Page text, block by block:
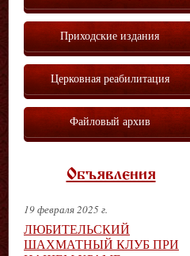
Приходские издания
Церковная реабилитация
Файловый архив
Объявления
19 февраля 2025 г.
ЛЮБИТЕЛЬСКИЙ
ШАХМАТНЫЙ КЛУБ ПРИ